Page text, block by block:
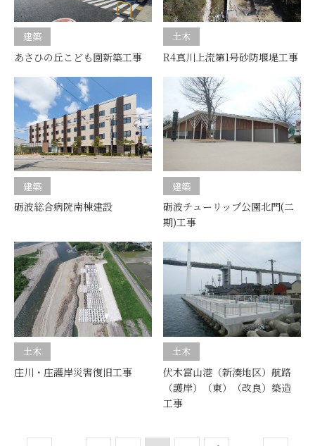
建築
あさひの丘こども園新築工事
土木
R4真川上流第1号砂防堰堤工事
建築
砺波総合病院南棟建設
建築
砺波チューリップ公園北門(二
期)工事
土木
庄川・庄護岸災害復旧工事
土木
伏木富山港（新湊地区）航路
（護岸）（東）（改良）築造
工事